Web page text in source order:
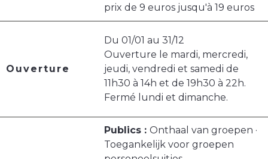
prix de 9 euros jusqu'à 19 euros
Ouverture
Du 01/01 au 31/12
Ouverture le mardi, mercredi,
jeudi, vendredi et samedi de
11h30 à 14h et de 19h30 à 22h.
Fermé lundi et dimanche.
Publics : Onthaal van groepen ·
Toegankelijk voor groepen